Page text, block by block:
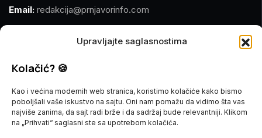
Upravljajte saglasnostima
Kolačić? 🍪
Kao i većina modernih web stranica, koristimo kolačiće kako bismo
poboljšali vaše iskustvo na sajtu. Oni nam pomažu da vidimo šta vas
najviše zanima, da sajt radi brže i da sadržaj bude relevantniji. Klikom
na „Prihvati“ saglasni ste sa upotrebom kolačića.
Email: redakcija@prnjavorinfo.com
MARKETING
Email: marketing@prnjavorinfo.com
Telefon:(+387)065 955 355